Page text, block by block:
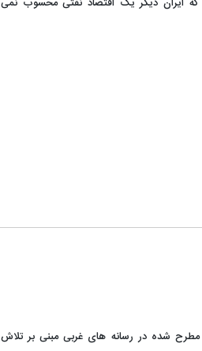
شده در رسانه های غربی مبنی بر تلاش